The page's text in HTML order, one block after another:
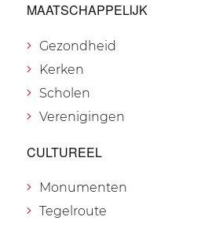
MAATSCHAPPELIJK
Gezondheid
Kerken
Scholen
Verenigingen
CULTUREEL
Monumenten
Tegelroute